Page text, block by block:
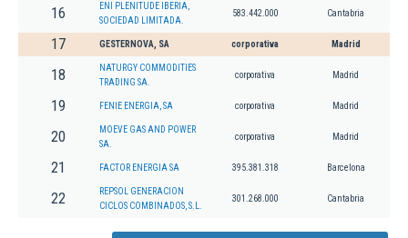
16
ENI PLENITUDE IBERIA,
SOCIEDAD LIMITADA.
583.442.000 Cantabria
17 GESTERNOVA, SA corporativa Madrid
18
NATURGY COMMODITIES
TRADING SA.
corporativa Madrid
19 FENIE ENERGIA, SA corporativa Madrid
20
MOEVE GAS AND POWER
SA.
corporativa Madrid
21 FACTOR ENERGIA SA 395.381.318 Barcelona
22
REPSOL GENERACION
CICLOS COMBINADOS, S.L.
301.268.000 Cantabria